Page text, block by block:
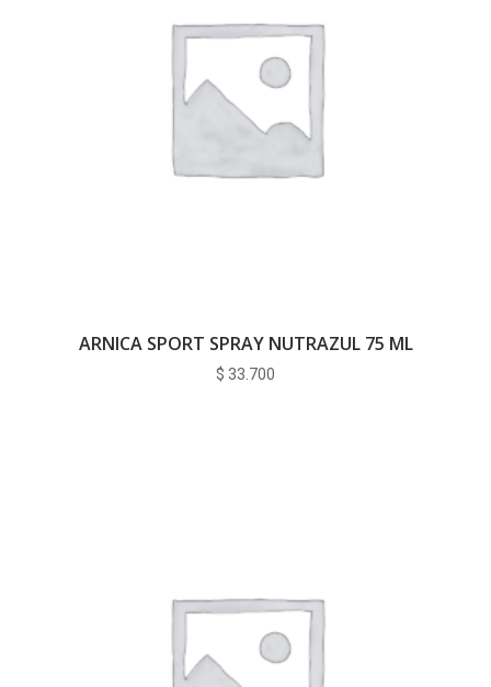
ARNICA SPORT SPRAY NUTRAZUL 75 ML
$ 33.700